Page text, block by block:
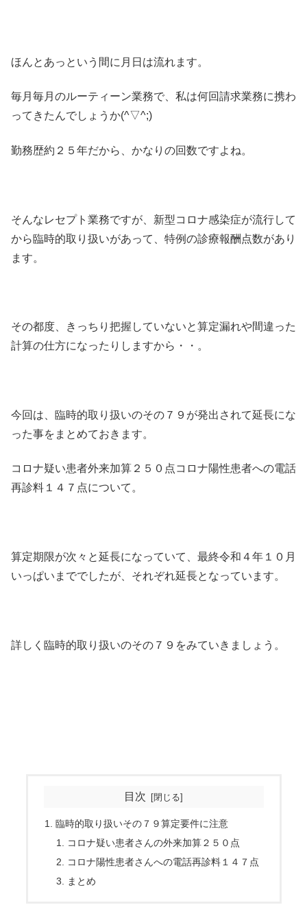
ほんとあっという間に月日は流れます。
毎月毎月のルーティーン業務で、私は何回請求業務に携わ
ってきたんでしょうか(^▽^;)
勤務歴約２５年だから、かなりの回数ですよね。
そんなレセプト業務ですが、新型コロナ感染症が流行して
から臨時的取り扱いがあって、特例の診療報酬点数があり
ます。
その都度、きっちり把握していないと算定漏れや間違った
計算の仕方になったりしますから・・。
今回は、臨時的取り扱いのその７９が発出されて延長にな
った事をまとめておきます。
コロナ疑い患者外来加算２５０点コロナ陽性患者への電話
再診料１４７点について。
算定期限が次々と延長になっていて、最終令和４年１０月
いっぱいまででしたが、それぞれ延長となっています。
詳しく臨時的取り扱いのその７９をみていきましょう。
目次
臨時的取り扱いその７９算定要件に注意
コロナ疑い患者さんの外来加算２５０点
コロナ陽性患者さんへの電話再診料１４７点
まとめ